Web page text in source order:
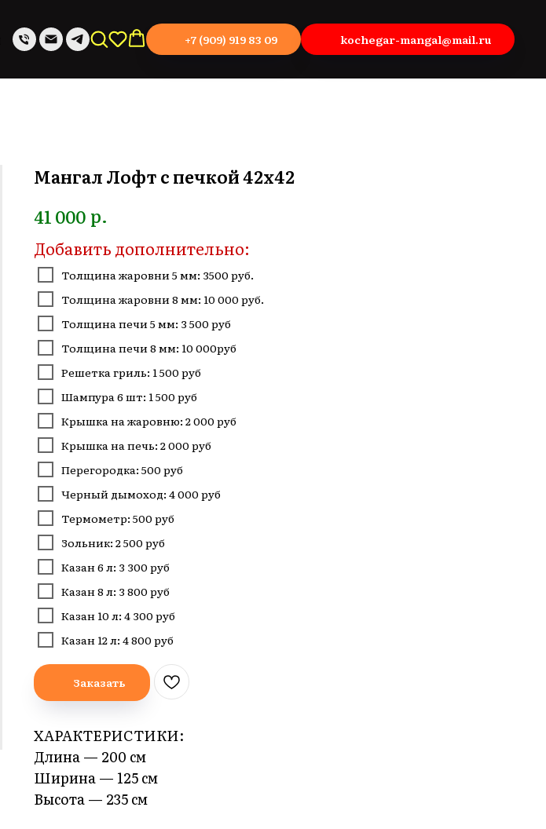
+7 (909) 919 83 09 kochegar-mangal@mail.ru
Мангал Лофт с печкой 42х42
41 000 р.
Добавить дополнительно:
Толщина жаровни 5 мм: 3500 руб.
Толщина жаровни 8 мм: 10 000 руб.
Толщина печи 5 мм: 3 500 руб
Толщина печи 8 мм: 10 000руб
Решетка гриль: 1 500 руб
Шампура 6 шт: 1 500 руб
Крышка на жаровню: 2 000 руб
Крышка на печь: 2 000 руб
Перегородка: 500 руб
Черный дымоход: 4 000 руб
Термометр: 500 руб
Зольник: 2 500 руб
Казан 6 л: 3 300 руб
Казан 8 л: 3 800 руб
Казан 10 л: 4 300 руб
Казан 12 л: 4 800 руб
Заказать
ХАРАКТЕРИСТИКИ:
Длина — 200 см
Ширина — 125 см
Высота — 235 см